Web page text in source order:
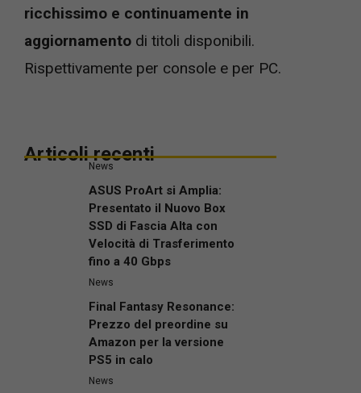
ricchissimo e continuamente in
aggiornamento di titoli disponibili.
Rispettivamente per console e per PC.
Articoli recenti
News
ASUS ProArt si Amplia:
Presentato il Nuovo Box
SSD di Fascia Alta con
Velocità di Trasferimento
fino a 40 Gbps
News
Final Fantasy Resonance:
Prezzo del preordine su
Amazon per la versione
PS5 in calo
News